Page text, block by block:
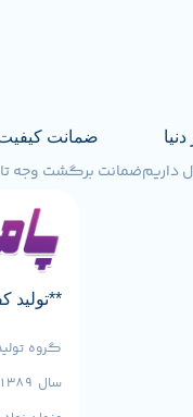
داریم
ضمانت
ضمانت برگشت وجه تا 30 روز
**تولید
گروه